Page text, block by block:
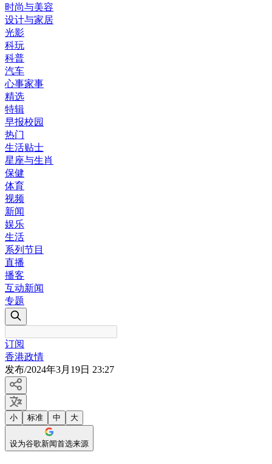
时尚与美容
设计与家居
光影
科玩
科普
汽车
心事家事
精选
特辑
早报校园
热门
生活贴士
星座与生肖
保健
体育
视频
新闻
娱乐
生活
系列节目
直播
播客
互动新闻
专题
订阅
香港政情
发布/2024年3月19日 23:27
小 标准 中 大
设为谷歌新闻首选来源